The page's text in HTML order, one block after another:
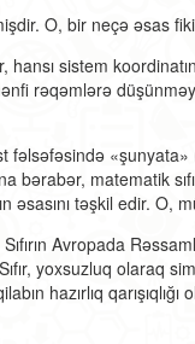
O, bir neçə əsas
hansı sistem
rəqəmlərə
fəlsəfəsində
bərabər, matematik
əsasını təşkil edir.
Sıfırın Avropada
yoxsuzluq olaraq
hazırlıq